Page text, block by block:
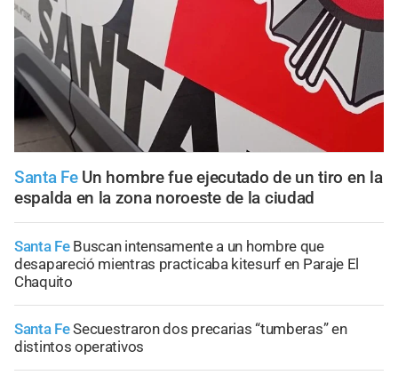
Santa Fe Un hombre fue ejecutado de un tiro en la
espalda en la zona noroeste de la ciudad
Santa Fe Buscan intensamente a un hombre que
desapareció mientras practicaba kitesurf en Paraje El
Chaquito
Santa FeSecuestraron dos precarias “tumberas” en
distintos operativos